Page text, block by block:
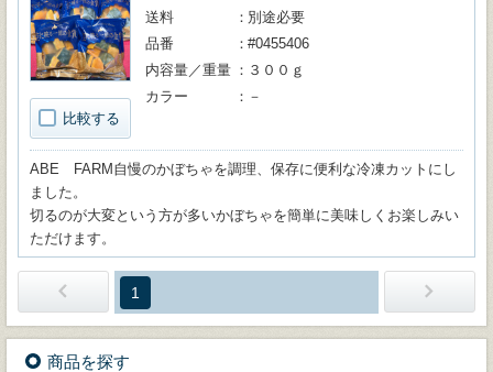
比較する
送料
別途必要
品番
#0455406
内容量／重量
３００ｇ
カラー
－
ABE FARM自慢のかぼちゃを調理、保存に便利な冷凍カットにし
ました。
切るのが大変という方が多いかぼちゃを簡単に美味しくお楽しみい
ただけます。
1
商品を探す